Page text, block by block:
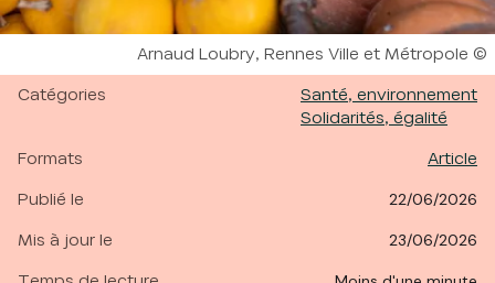
Droits réservés :
Arnaud Loubry, Rennes Ville et Métropole
Catégories
Santé, environnement
Solidarités, égalité
Formats Article
Publié le 22/06/2026
Mis à jour le 23/06/2026